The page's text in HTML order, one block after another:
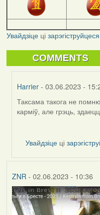
Увайдзіцеці зарэгіструйцеся
COMMENTS
Harrier - 03.06.2023 -
In
reply
ZNR
Таксама такога не
карміў, але грэць,
Увайдзіце ці
ZNR- 02.06.2023 - 10:36